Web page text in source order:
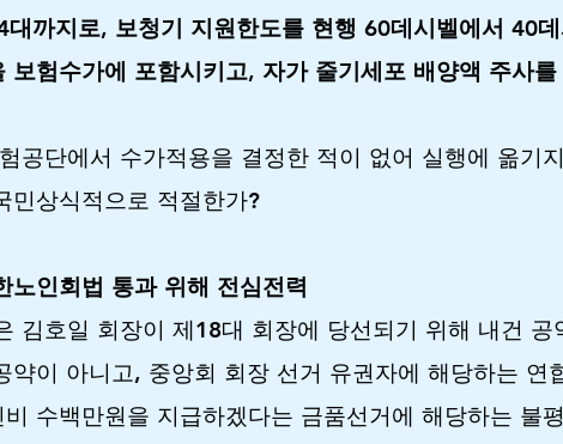
까지로, 보청기 지원한도를 현행 60데시벨에서 40
보험수가에 포함시키고, 자가 줄기세포 배양액 주사
공단에서 수가적용을 결정한 적이 없어 실행에 옮기
민상식적으로 적절한가?
인회법 통과 위해 전심전력
김호일 회장이 제18대 회장에 당선되기 위해 내건 공
약이 아니고, 중앙회 회장 선거 유권자에 해당하는 연
수백만원을 지급하겠다는 금품선거에 해당하는 불